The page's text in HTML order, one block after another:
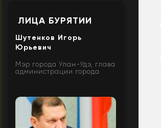
ЛИЦА БУРЯТИИ
Шутенков Игорь
Юрьевич
Мэр города Улан-Удэ, глава
администрации города